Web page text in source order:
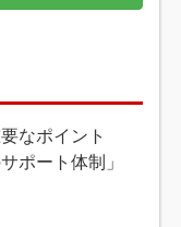
なポイント
ポート体制」